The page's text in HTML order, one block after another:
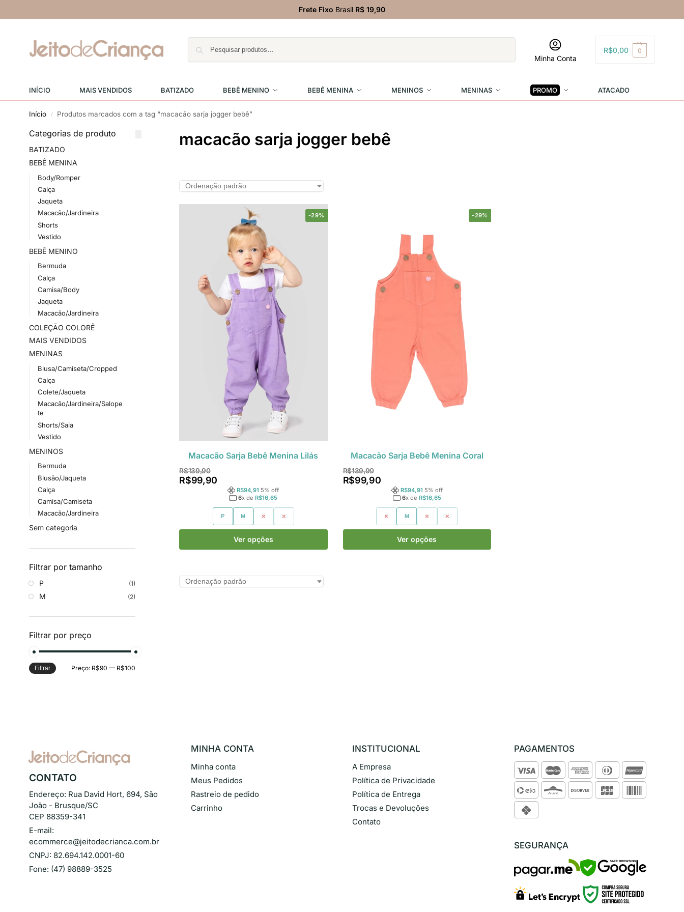
Frete Fixo Brasil R$ 19,90
Minha Conta
R$0,00 0
INÍCIO MAIS VENDIDOS BATIZADO BEBÊ MENINO BEBÊ MENINA MENINOS MENINAS PROMO ATACADO
Início / Produtos marcados com a tag “macacão sarja jogger bebê”
macacão sarja jogger bebê
-29%
Macacão Sarja Bebê Menina Lilás
R$139,90
R$99,90
R$94,91 5% off
6x deR$16,65
P M G GG
Ver opções
-29%
Macacão Sarja Bebê Menina Coral
R$139,90
R$99,90
R$94,91 5% off
6x de R$16,65
P M G GG
Ver opções
Categorias de produto
BATIZADO
BEBÊ MENINA
Body/Romper
Calça
Jaqueta
Macacão/Jardineira
Shorts
Vestido
BEBÊ MENINO
Bermuda
Calça
Camisa/Body
Jaqueta
Macacão/Jardineira
COLEÇÃO COLORÊ
MAIS VENDIDOS
MENINAS
Blusa/Camiseta/Cropped
Calça
Colete/Jaqueta
Macacão/Jardineira/Salope
te
Shorts/Saia
Vestido
MENINOS
Bermuda
Blusão/Jaqueta
Calça
Camisa/Camiseta
Macacão/Jardineira
Sem categoria
Filtrar por tamanho
P (1)
M (2)
Filtrar por preço
Filtrar Preço: R$90 — R$100
CONTATO
Endereço: Rua David Hort, 694, São
João - Brusque/SC
CEP 88359-341
E-mail:
ecommerce@jeitodecrianca.com.br
CNPJ: 82.694.142.0001-60
Fone: (47) 98889-3525
MINHA CONTA
Minha conta
Meus Pedidos
Rastreio de pedido
Carrinho
INSTITUCIONAL
A Empresa
Política de Privacidade
Política de Entrega
Trocas e Devoluções
Contato
PAGAMENTOS
SEGURANÇA
SAFE BROWSING